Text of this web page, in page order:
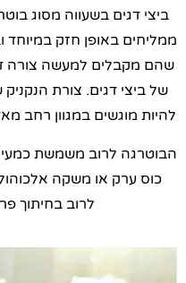
ביצי דגים בשעווה מסוג
ממליחים באופן חזק
שהם מקבלים למעשה צורה
של ביצי דגים. צורת
להיות מוגשים במגוון רחב
הבוטרגה לרוב משמשת כמעין
כוס ערק או משקה
לרוב בחיתוך